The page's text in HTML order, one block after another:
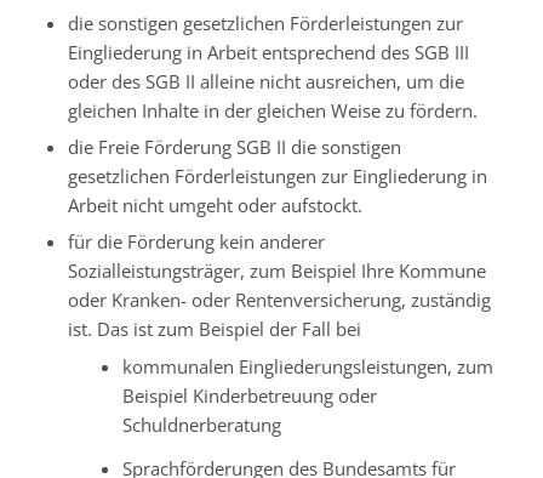
die sonstigen gesetzlichen Förderleistungen zur
Eingliederung in Arbeit entsprechend des SGB III
oder des SGB II alleine nicht ausreichen, um die
gleichen Inhalte in der gleichen Weise zu fördern.
die Freie Förderung SGB II die sonstigen
gesetzlichen Förderleistungen zur Eingliederung in
Arbeit nicht umgeht oder aufstockt.
für die Förderung kein anderer
Sozialleistungsträger, zum Beispiel Ihre Kommune
oder Kranken- oder Rentenversicherung, zuständig
ist. Das ist zum Beispiel der Fall bei
kommunalen Eingliederungsleistungen, zum
Beispiel Kinderbetreuung oder
Schuldnerberatung
Sprachförderungen des Bundesamts für